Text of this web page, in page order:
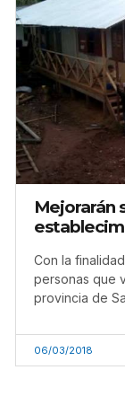
Mejorarán
Con la
personas que
provincia de
06/03/2018